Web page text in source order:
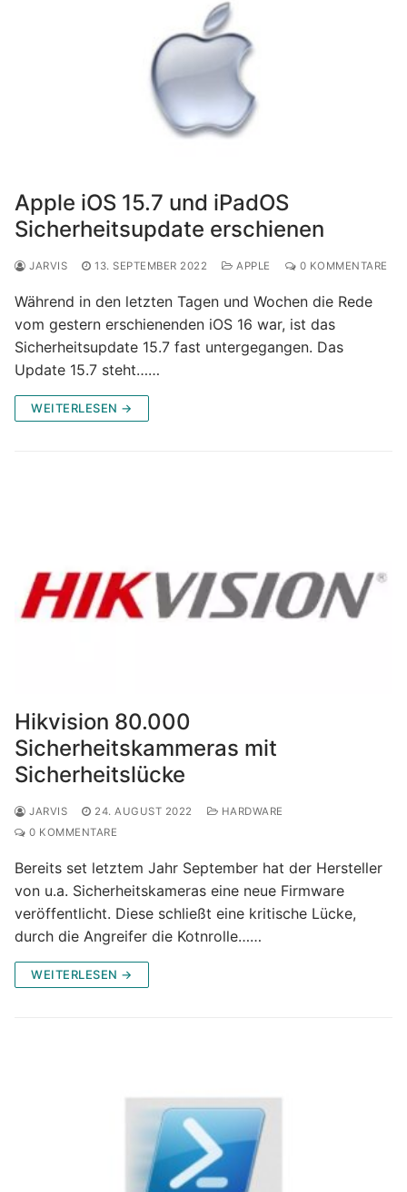
Apple iOS 15.7 und iPadOS
Sicherheitsupdate erschienen
JARVIS 13. SEPTEMBER 2022 APPLE 0 KOMMENTARE
Während in den letzten Tagen und Wochen die Rede
vom gestern erschienenden iOS 16 war, ist das
Sicherheitsupdate 15.7 fast untergegangen. Das
Update 15.7 steht……
WEITERLESEN →
Hikvision 80.000
Sicherheitskammeras mit
Sicherheitslücke
JARVIS 24. AUGUST 2022
HARDWARE
0 KOMMENTARE
Bereits set letztem Jahr September hat der Hersteller
von u.a. Sicherheitskameras eine neue Firmware
veröffentlicht. Diese schließt eine kritische Lücke,
durch die Angreifer die Kotnrolle……
WEITERLESEN →